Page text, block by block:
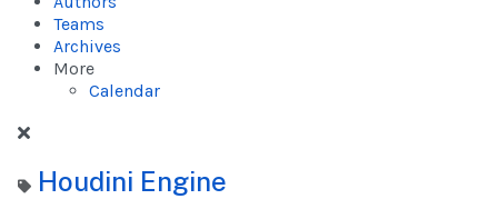
Teams
Archives
More
Calendar
Houdini Engine